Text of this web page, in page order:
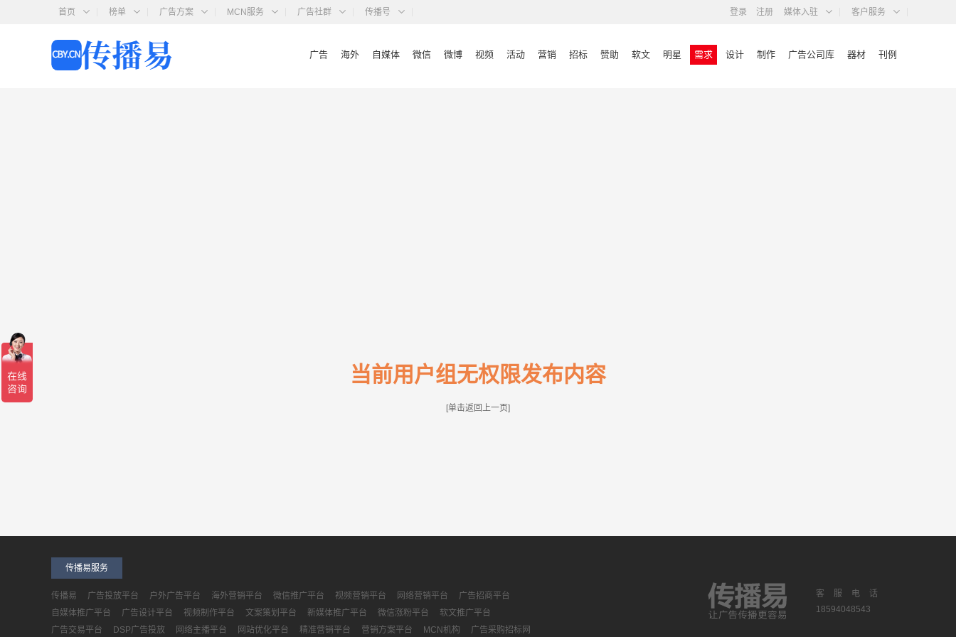
首页 榜单 广告方案 MCN服务 广告社群 传播号 登录 注册 媒体入驻 客户服务
广告 海外 自媒体 微信 微博 视频 活动 营销 招标 赞助 软文 明星 需求 设计 制作 广告公司库 器材 刊例
当前用户组无权限发布内容
[单击返回上一页]
传播易服务
传播易 广告投放平台 户外广告平台 海外营销平台 微信推广平台 视频营销平台 网络营销平台
广告招商平台
自媒体推广平台
广告设计平台 视频制作平台 文案策划平台 新媒体推广平台 微信涨粉平台
软文推广平台
广告交易平台
DSP广告投放 网络主播平台 网站优化平台 精准营销平台 营销方案平台 MCN机构 广告采购招标网
客服电话
18594048543